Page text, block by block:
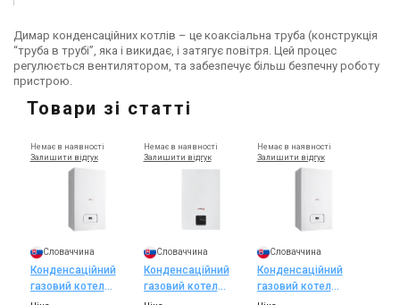
Димар конденсаційних котлів – це коаксіальна труба (конструкція
“труба в трубі”, яка і викидає, і затягує повітря. Цей процес
регулюється вентилятором, та забезпечує більш безпечну роботу
пристрою.
Товари зі статті
Немає в наявності
Залишити відгук
Словаччина
Конденсаційний
газовий котел
Protherm Lynx
Немає в наявності
Залишити відгук
Словаччина
Конденсаційний
газовий котел
Protherm Puma
Немає в наявності
Залишити відгук
Словаччина
Конденсаційний
газовий котел
Protherm Lynx